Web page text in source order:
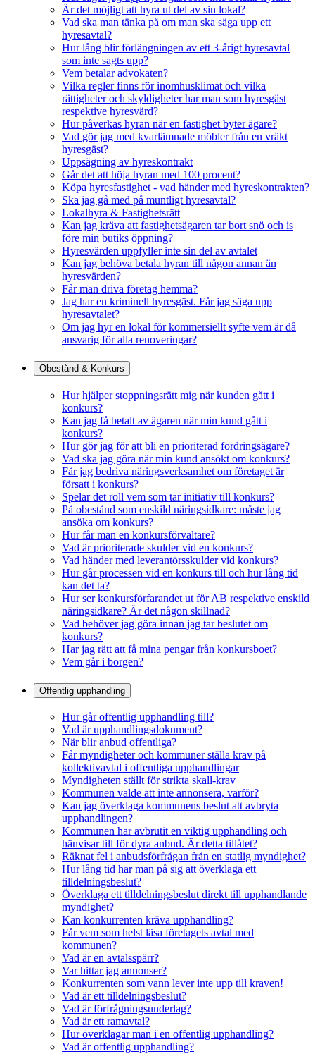
Är det möjligt att hyra ut del av sin lokal?
Vad ska man tänka på om man ska säga upp ett
hyresavtal?
Hur lång blir förlängningen av ett 3-årigt hyresavtal
som inte sagts upp?
Vem betalar advokaten?
Vilka regler finns för inomhusklimat och vilka
rättigheter och skyldigheter har man som hyresgäst
respektive hyresvärd?
Hur påverkas hyran när en fastighet byter ägare?
Vad gör jag med kvarlämnade möbler från en vräkt
hyresgäst?
Uppsägning av hyreskontrakt
Går det att höja hyran med 100 procent?
Köpa hyresfastighet - vad händer med hyreskontrakten?
Ska jag gå med på muntligt hyresavtal?
Lokalhyra & Fastighetsrätt
Kan jag kräva att fastighetsägaren tar bort snö och is
före min butiks öppning?
Hyresvärden uppfyller inte sin del av avtalet
Kan jag behöva betala hyran till någon annan än
hyresvärden?
Får man driva företag hemma?
Jag har en kriminell hyresgäst. Får jag säga upp
hyresavtalet?
Om jag hyr en lokal för kommersiellt syfte vem är då
ansvarig för alla renoveringar?
Obestånd & Konkurs
Hur hjälper stoppningsrätt mig när kunden gått i
konkurs?
Kan jag få betalt av ägaren när min kund gått i
konkurs?
Hur gör jag för att bli en prioriterad fordringsägare?
Vad ska jag göra när min kund ansökt om konkurs?
Får jag bedriva näringsverksamhet om företaget är
försatt i konkurs?
Spelar det roll vem som tar initiativ till konkurs?
På obestånd som enskild näringsidkare: måste jag
ansöka om konkurs?
Hur får man en konkursförvaltare?
Vad är prioriterade skulder vid en konkurs?
Vad händer med leverantörsskulder vid konkurs?
Hur går processen vid en konkurs till och hur lång tid
kan det ta?
Hur ser konkursförfarandet ut för AB respektive enskild
näringsidkare? Är det någon skillnad?
Vad behöver jag göra innan jag tar beslutet om
konkurs?
Har jag rätt att få mina pengar från konkursboet?
Vem går i borgen?
Offentlig upphandling
Hur går offentlig upphandling till?
Vad är upphandlingsdokument?
När blir anbud offentliga?
Får myndigheter och kommuner ställa krav på
kollektivavtal i offentliga upphandlingar
Myndigheten ställt för strikta skall-krav
Kommunen valde att inte annonsera, varför?
Kan jag överklaga kommunens beslut att avbryta
upphandlingen?
Kommunen har avbrutit en viktig upphandling och
hänvisar till för dyra anbud. Är detta tillåtet?
Räknat fel i anbudsförfrågan från en statlig myndighet?
Hur lång tid har man på sig att överklaga ett
tilldelningsbeslut?
Överklaga ett tilldelningsbeslut direkt till upphandlande
myndighet?
Kan konkurrenten kräva upphandling?
Får vem som helst läsa företagets avtal med
kommunen?
Vad är en avtalsspärr?
Var hittar jag annonser?
Konkurrenten som vann lever inte upp till kraven!
Vad är ett tilldelningsbeslut?
Vad är förfrågningsunderlag?
Vad är ett ramavtal?
Hur överklagar man i en offentlig upphandling?
Vad är offentlig upphandling?